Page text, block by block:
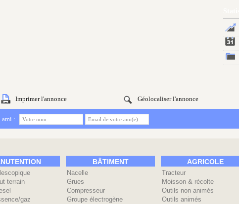
Imprimer l'annonce Géolocaliser l'annonce
ami :
terrain
gaz
BÂTIMENT
Nacelle
Grues
Compresseur
Groupe électrogène
AGRICOLE
Tracteur
Moisson & récolte
Outils non animés
Outils animés